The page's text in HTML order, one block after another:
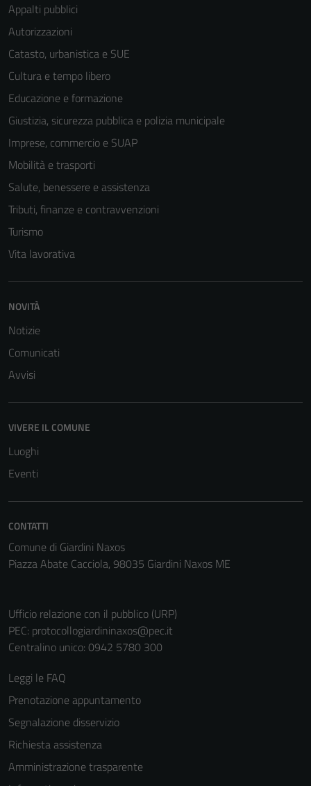
Appalti pubblici
Autorizzazioni
Catasto, urbanistica e SUE
Cultura e tempo libero
Educazione e formazione
Giustizia, sicurezza pubblica e polizia municipale
Imprese, commercio e SUAP
Mobilità e trasporti
Salute, benessere e assistenza
Tributi, finanze e contravvenzioni
Turismo
Vita lavorativa
NOVITÀ
Notizie
Comunicati
Avvisi
VIVERE IL COMUNE
Luoghi
Eventi
CONTATTI
Comune di Giardini Naxos
Piazza Abate Cacciola, 98035 Giardini Naxos ME
Ufficio relazione con il pubblico (URP)
PEC: protocollogiardininaxos@pec.it
Centralino unico: 0942 5780 300
Leggi le FAQ
Prenotazione appuntamento
Segnalazione disservizio
Richiesta assistenza
Amministrazione trasparente